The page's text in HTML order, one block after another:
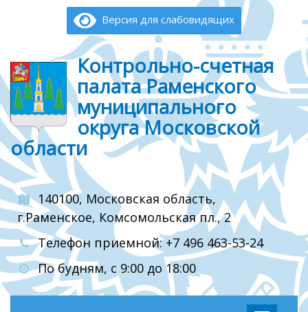
Версия для слабовидящих
Контрольно-счетная
палата Раменского
муниципального
округа Московской
области
140100, Московская область,
г.Раменское, Комсомольская пл., 2
Телефон приемной: +7 496 463-53-24
По будням, с 9:00 до 18:00